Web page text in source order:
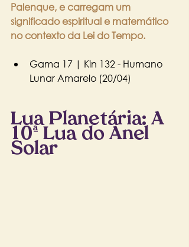
Palenque, e carregam um
significado espiritual e matemático
no contexto da Lei do Tempo.
Gama 17 | Kin 132 - Humano
Lunar Amarelo (20/04)
Lua Planetária: A
10ª Lua do Anel
Solar